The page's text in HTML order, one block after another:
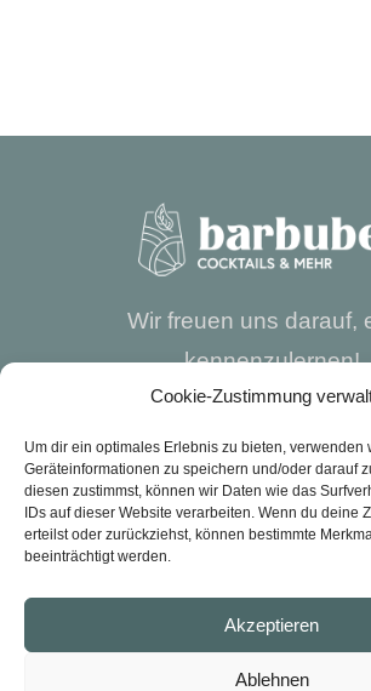
Cookie-Zustimmung
Um dir ein optimales Erlebnis zu bieten, verwenden
Geräteinformationen zu speichern und/oder darauf
diesen zustimmst, können wir Daten wie das
IDs auf dieser Website verarbeiten. Wenn du deine
erteilst oder zurückziehst, können bestimmte
beeinträchtigt werden.
Akzeptieren
Ablehnen
Wir freuen uns darauf,
kennenzulernen!
IMPRESSUM